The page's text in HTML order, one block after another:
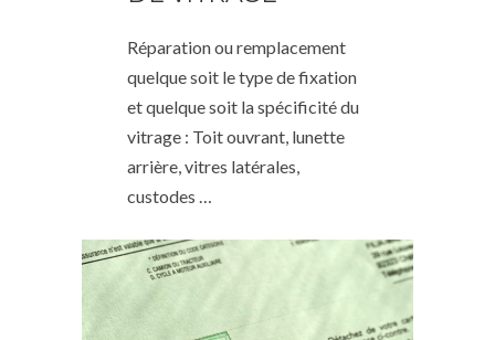
Réparation ou remplacement
quelque soit le type de fixation
et quelque soit la spécificité du
vitrage : Toit ouvrant, lunette
arrière, vitres latérales,
custodes …